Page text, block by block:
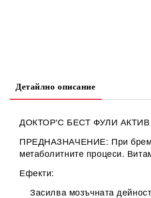
Детайлно описание
ДОКТОР'С БЕСТ ФУЛИ АКТИВ
ПРЕДНАЗНАЧЕНИЕ: При
метаболитните процеси.
Ефекти:
Засилва мозъчната